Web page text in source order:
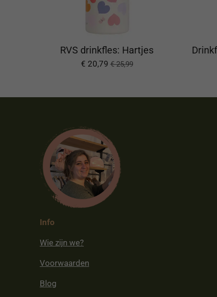
RVS drinkfles: Hartjes
€ 20,79 € 25,99
Info
Wie zijn we?
Voorwaarden
Blog